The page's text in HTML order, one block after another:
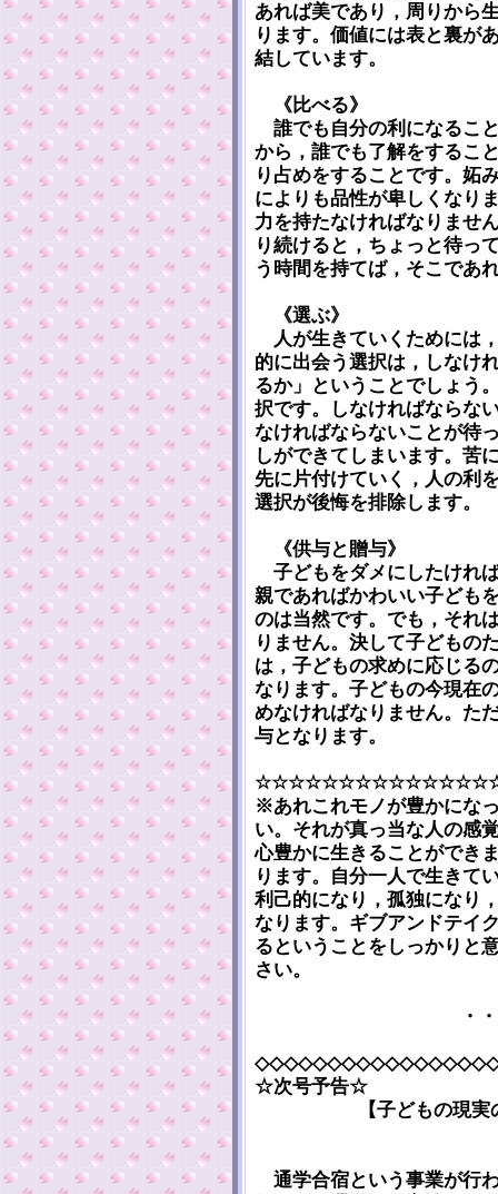
あれば美であり，周りから
ります。価値には表と裏が
結しています。
《比べる》
誰でも自分の利になるこ
から，誰でも了解をするこ
り占めをすることです。妬
によりも品性が卑しくなり
力を持たなければなりませ
り続けると，ちょっと待っ
う時間を持てば，そこであ
《選ぶ》
人が生きていくためには
的に出会う選択は，しなけ
るか」ということでしょう
択です。しなければならな
なければならないことが待
しができてしまいます。苦
先に片付けていく，人の利
選択が後悔を排除します。
《供与と贈与》
子どもをダメにしたけれ
親であればかわいい子ども
のは当然です。でも，それ
りません。決して子どもの
は，子どもの求めに応じる
なります。子どもの今現在
めなければなりません。た
与となります。
※あれこれモノが豊かにな
い。それが真っ当な人の感
心豊かに生きることができ
ります。自分一人で生きて
利己的になり，孤独になり
なります。ギブアンドテイ
るということをしっかりと
さい。
・
☆次号予告☆
【子どもの現
通学合宿という事業が行